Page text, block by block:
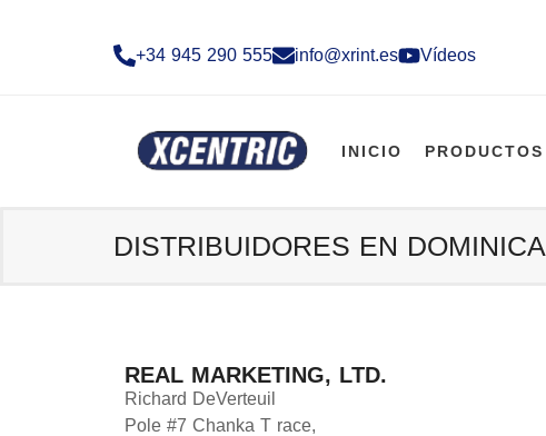
+34 945 290 555​ info@xrint.es Vídeos
INICIO PRODUCTOS
DISTRIBUIDORES EN DOMINICA
REAL MARKETING, LTD.
Richard DeVerteuil
Pole #7 Chanka T race,